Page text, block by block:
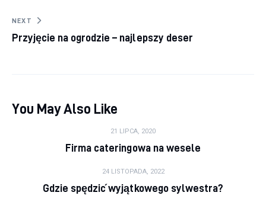
NEXT
Przyjęcie na ogrodzie – najlepszy deser
You May Also Like
21 LIPCA, 2020
Firma cateringowa na wesele
24 LISTOPADA, 2022
Gdzie spędzić wyjątkowego sylwestra?